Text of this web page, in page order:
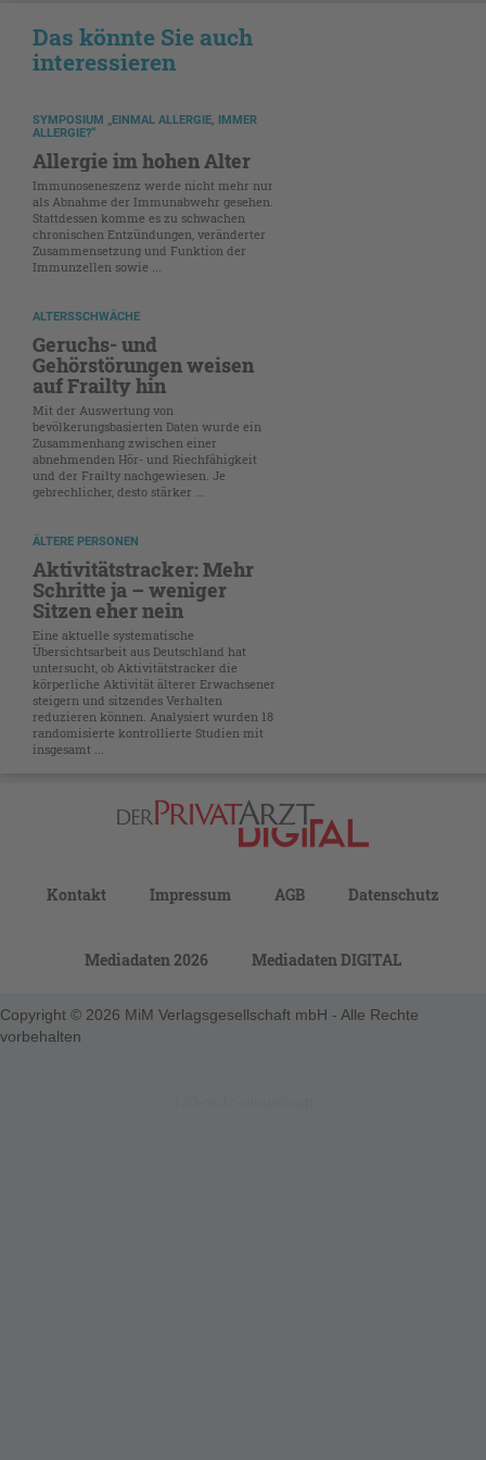
Das könnte Sie auch
interessieren
SYMPOSIUM „EINMAL ALLERGIE, IMMER
ALLERGIE?“
Allergie im hohen Alter
Immunoseneszenz werde nicht mehr nur
als Abnahme der Immunabwehr gesehen.
Stattdessen komme es zu schwachen
chronischen Entzündungen, veränderter
Zusammensetzung und Funktion der
Immunzellen sowie ...
ALTERSSCHWÄCHE
Geruchs- und
Gehörstörungen weisen
auf Frailty hin
Mit der Auswertung von
bevölkerungsbasierten Daten wurde ein
Zusammenhang zwischen einer
abnehmenden Hör- und Riechfähigkeit
und der Frailty nachgewiesen. Je
gebrechlicher, desto stärker ...
ÄLTERE PERSONEN
Aktivitätstracker: Mehr
Schritte ja – weniger
Sitzen eher nein
Eine aktuelle systematische
Übersichtsarbeit aus Deutschland hat
untersucht, ob Aktivitätstracker die
körperliche Aktivität älterer Erwachsener
steigern und sitzendes Verhalten
reduzieren können. Analysiert wurden 18
randomisierte kontrollierte Studien mit
insgesamt ...
Kontakt Impressum AGB Datenschutz
Mediadaten 2026 Mediadaten DIGITAL
Copyright © 2026 MiM Verlagsgesellschaft mbH - Alle Rechte
vorbehalten